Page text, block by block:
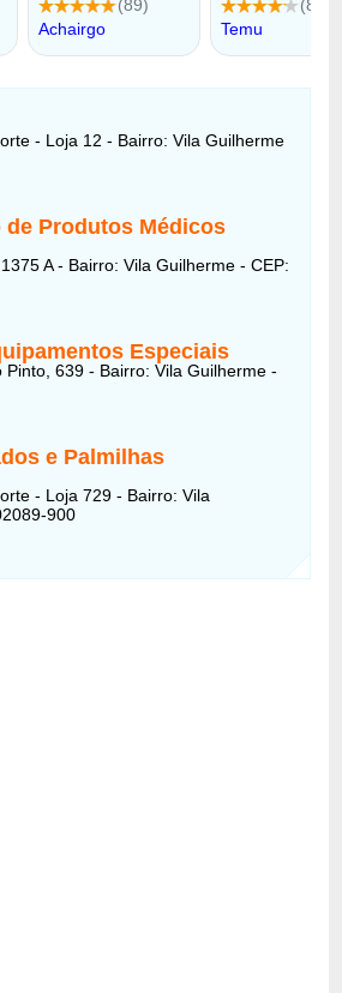
- Loja 12 - Bairro: Vila Guilherme
de Produtos Médicos
A - Bairro: Vila Guilherme - CEP:
Especiais
Pinto, 639 - Bairro: Vila Guilherme -
e Palmilhas
- Loja 729 - Bairro: Vila
900